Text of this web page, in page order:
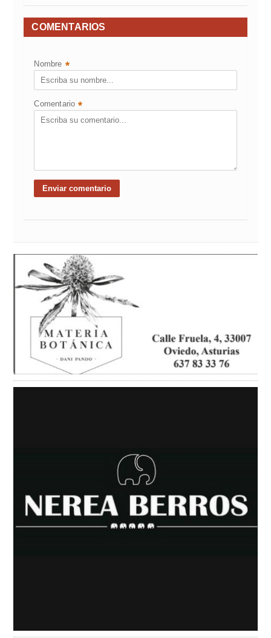
COMENTARIOS
Nombre *
Comentario *